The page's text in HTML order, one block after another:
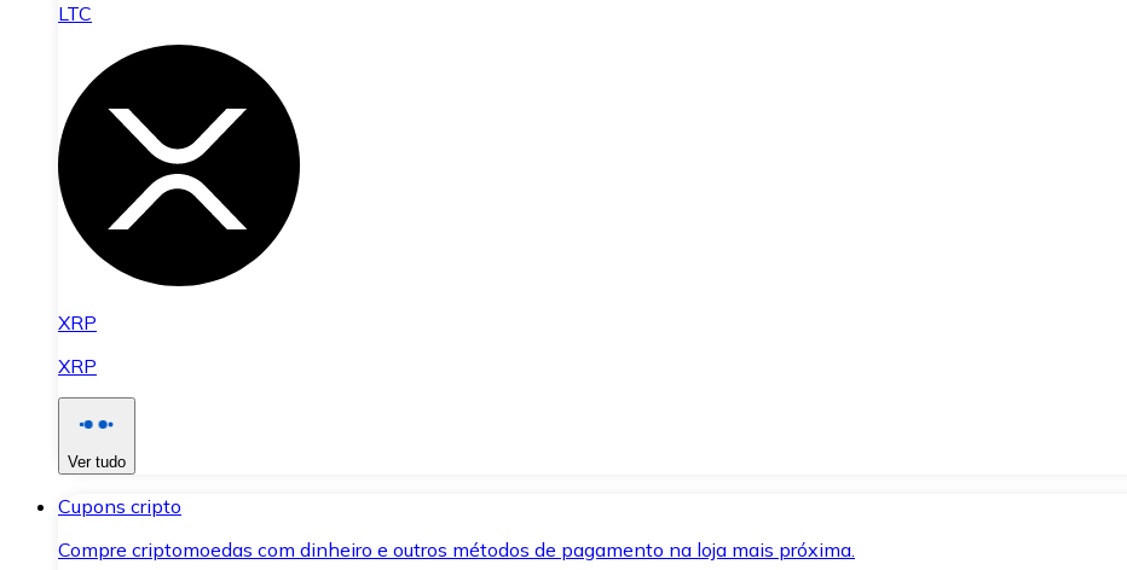
LTC
XRP
XRP
Ver tudo
Cupons cripto
Compre criptomoedas com dinheiro e outros métodos de pagamento na loja mais próxima.